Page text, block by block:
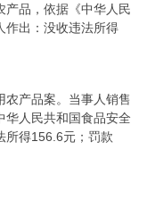
产品，依据《中华人民
作出：没收违法所得
农产品案。当事人销售
华人民共和国食品安全
所得156.6元；罚款